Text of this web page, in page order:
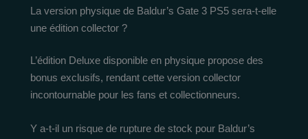
La version physique de Baldur’s Gate 3 PS5 sera-t-elle
une édition collector ?
L’édition Deluxe disponible en physique propose des
bonus exclusifs, rendant cette version collector
incontournable pour les fans et collectionneurs.
Y a-t-il un risque de rupture de stock pour Baldur’s